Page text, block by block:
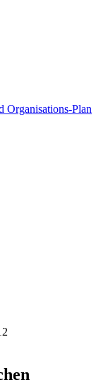
Organisations-Plan